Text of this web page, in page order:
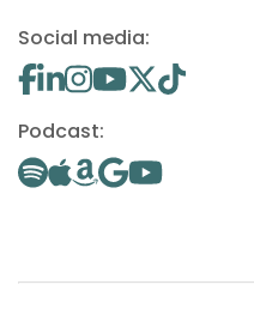
Social media:
Podcast: